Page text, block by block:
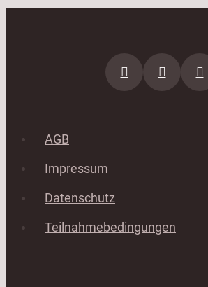
AGB
Impressum
Datenschutz
Teilnahmebedingungen